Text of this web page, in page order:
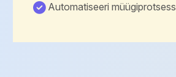
Automatiseeri müügiprotsess